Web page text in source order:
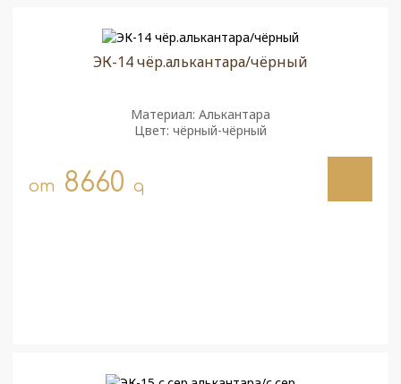
ЭК-14 чёр.алькантара/чёрный
Материал: Алькантара
Цвет: чёрный-чёрный
от 8660 q